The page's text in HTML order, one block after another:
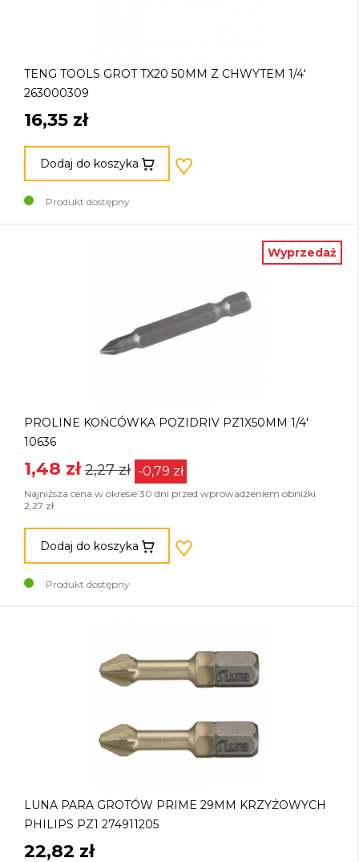
TENG TOOLS GROT TX20 50MM Z CHWYTEM 1/4'
263000309
16,35 zł
Dodaj do koszyka
Produkt dostępny
Wyprzedaż
PROLINE KOŃCÓWKA POZIDRIV PZ1X50MM 1/4'
10636
1,48 zł 2,27 zł -0,79 zł
Najniższa cena w okresie 30 dni przed wprowadzeniem obniżki
2,27 zł
Dodaj do koszyka
Produkt dostępny
LUNA PARA GROTÓW PRIME 29MM KRZYŻOWYCH
PHILIPS PZ1 274911205
22,82 zł